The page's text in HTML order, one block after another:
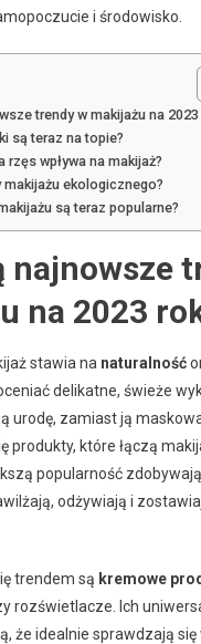
i środowisko.
trendy w makijażu na 2023
są teraz na topie?
rzęs wpływa na makijaż?
makijażu ekologicznego?
są teraz popularne?
najnowsze
na 2023
stawia na naturalność
delikatne, świeże
urodę, zamiast ją
produkty, które łączą
popularność
odżywiają i
trendem są kremowe
rozświetlacze. Ich
że idealnie sprawdzają